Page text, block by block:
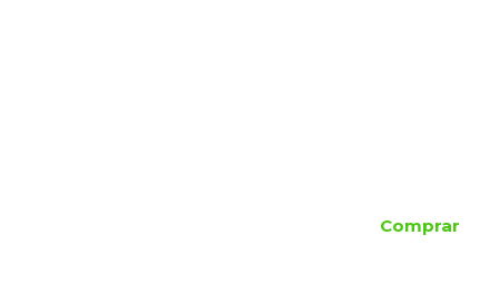
Comprar